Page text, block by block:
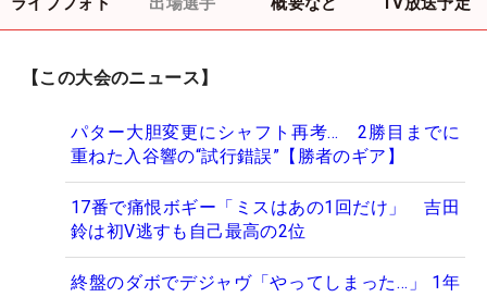
【この大会のニュース】
パター大胆変更にシャフト再考… 2勝目までに
重ねた入谷響の“試行錯誤”【勝者のギア】
17番で痛恨ボギー「ミスはあの1回だけ」 吉田
鈴は初V逃すも自己最高の2位
終盤のダボでデジャヴ「やってしまった…」 1年